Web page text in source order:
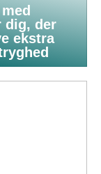
dig, der
ekstra